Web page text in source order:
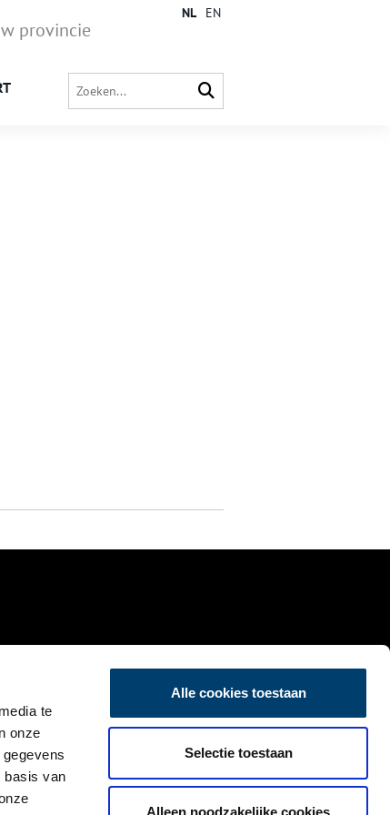
te
onze
basis van
Alle cookies toestaan
Selectie toestaan
Alleen noodzakelijke cookies
provincie
NL EN